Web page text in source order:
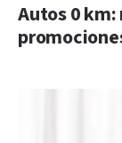
Autos 0